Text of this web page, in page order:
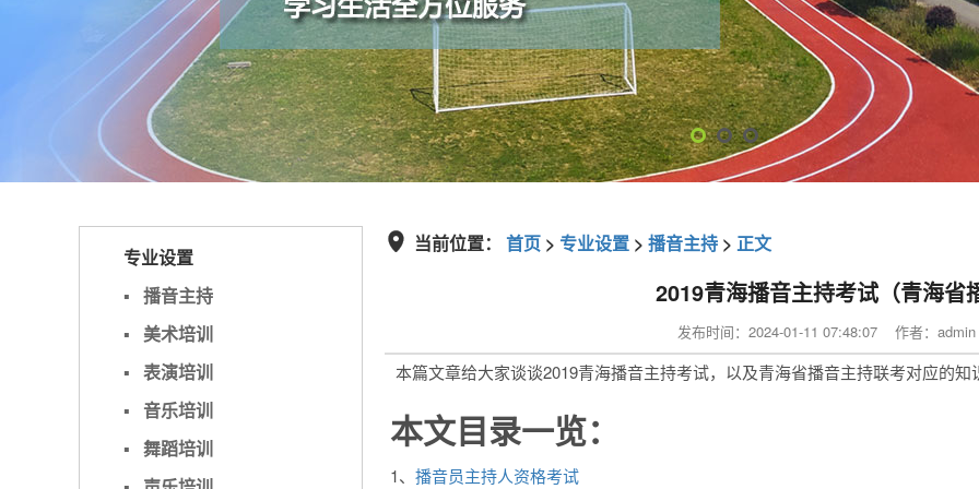
专业设置
▪ 播音主持
▪
美术培训
▪ 表演培训
▪
音乐培训
▪ 舞蹈培训
 当前位置： 首页 > 专业设置 > 播音主持 > 正文
2019青海播音主持考试（青海省
发布时间：2024-01-11 07:48:07 作者：
本篇文章给大家谈谈2019青海播音主持考试，以及青海省播音主持联考对应的
本文目录一览：
1、 播音员主持人资格考试